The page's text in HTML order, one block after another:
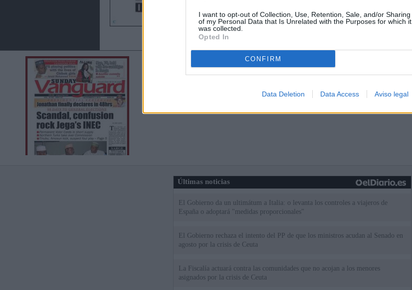
I want to opt-out of Collection, Use, Retention, Sale, and/or Sharing
of my Personal Data that Is Unrelated with the Purposes for which it
was collected.
Opted In
CONFIRM
Data Deletion Data Access Aviso legal
Últimas noticias
El Gobierno da un ultimátum a Italia: o levanta los controles a viajeros de
España o adoptará "medidas proporcionales"
El Gobierno rechaza el intento del PP de que los ministros acudan al Senado en
agosto por la crisis de Ceuta
La Fiscalía actuará contra las comunidades que no acojan a los menores
asignados por la crisis de Ceuta